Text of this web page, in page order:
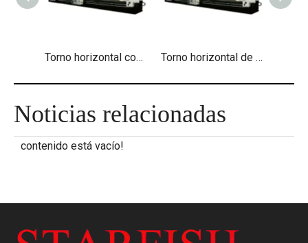
Torno horizontal convencional de servicio pesado Torno horizontal de alta resistencia CNC
Noticias relacionadas
contenido está vacío!